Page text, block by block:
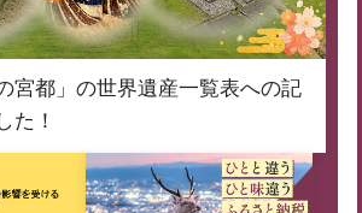
宮都」の世界遺産一覧表への記
た！